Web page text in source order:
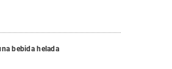
bebida helada